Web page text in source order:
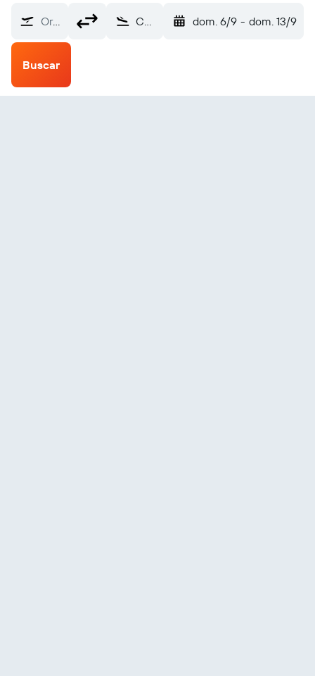
Origen Cape Dorset (YTE) dom. 6/9 - dom. 13/9
Buscar